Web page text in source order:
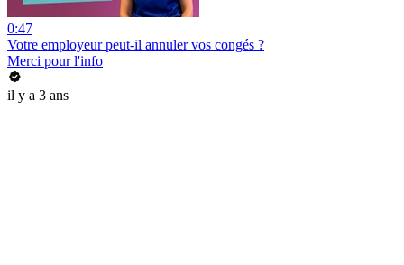
0:47
Votre employeur peut-il annuler vos congés ?
Merci pour l'info
il y a 3 ans